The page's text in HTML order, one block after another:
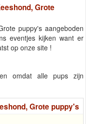
Grote
puppy's aangeboden
eventjes kijken want er
op onze site !
omdat alle pups zijn
Grote puppy's